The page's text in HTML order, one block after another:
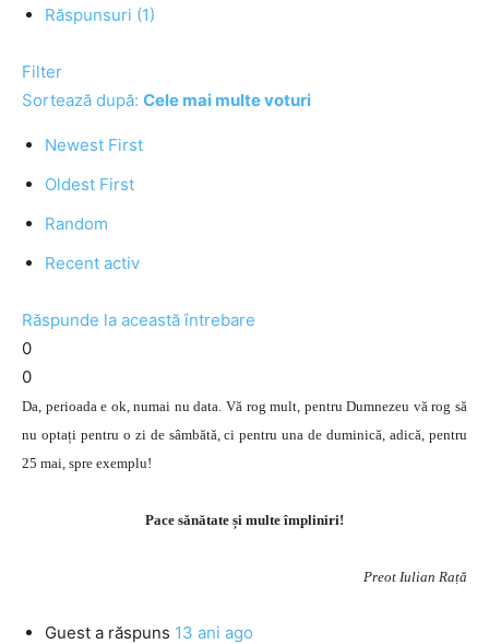
Răspunsuri (1)
Filter
Sortează după: Cele mai multe voturi
Newest First
Oldest First
Random
Recent activ
Răspunde la această întrebare
0
0
Da, perioada e ok, numai nu data. Vă rog mult, pentru Dumnezeu vă rog să
nu optați pentru o zi de sâmbătă, ci pentru una de duminică, adică, pentru
25 mai, spre exemplu!
Pace sănătate și multe împliniri!
Preot Iulian Rață
Guest a răspuns 13 ani ago